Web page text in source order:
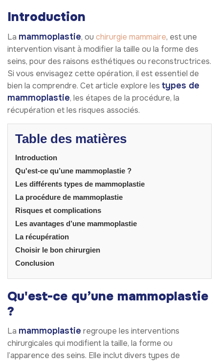
Introduction
La mammoplastie, ou chirurgie mammaire, est une
intervention visant à modifier la taille ou la forme des
seins, pour des raisons esthétiques ou reconstructrices.
Si vous envisagez cette opération, il est essentiel de
bien la comprendre. Cet article explore les types de
mammoplastie, les étapes de la procédure, la
récupération et les risques associés.
Table des matières
Introduction
Qu'est-ce qu’une mammoplastie ?
Les différents types de mammoplastie
La procédure de mammoplastie
Risques et complications
Les avantages d’une mammoplastie
La récupération
Choisir le bon chirurgien
Conclusion
Qu'est-ce qu’une mammoplastie
?
La mammoplastie regroupe les interventions
chirurgicales qui modifient la taille, la forme ou
l’apparence des seins. Elle inclut divers types de